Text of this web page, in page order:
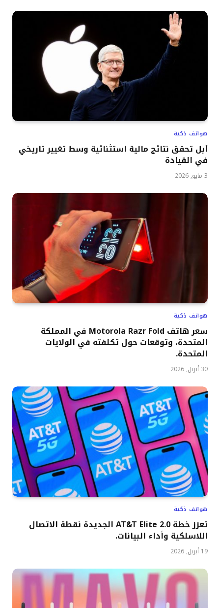
هواتف ذكية
آبل تحقق نتائج مالية استثنائية وسط تغيير تاريخي
في القيادة
3 مايو, 2026
هواتف ذكية
سعر هاتف Motorola Razr Fold في المملكة
المتحدة، وتوقعات حول تكلفته في الولايات
المتحدة.
30 أبريل, 2026
هواتف ذكية
تعزز خطة AT&T Elite 2.0 الجديدة نقطة الاتصال
اللاسلكية وأداء البيانات.
19 أبريل, 2026